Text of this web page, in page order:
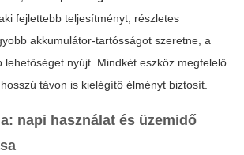
fejlettebb teljesítményt, részletes
akkumulátor-tartósságot szeretne, a
lehetőséget nyújt. Mindkét eszköz megfelelő
távon is kielégítő élményt biztosít.
napi használat és üzemidő